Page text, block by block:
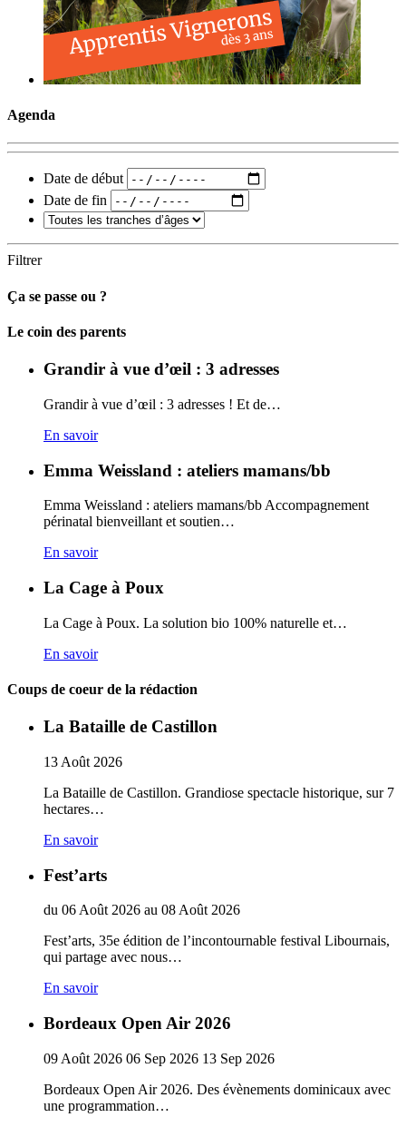
Agenda
Date de début
Date de fin
Filtrer
Ça se passe ou ?
Carto
Le coin des parents
Grandir à vue d’œil : 3 adresses
Grandir à vue d’œil : 3 adresses ! Et de…
En savoir
Emma Weissland : ateliers mamans/bb
Emma Weissland : ateliers mamans/bb Accompagnement
périnatal bienveillant et soutien…
En savoir
La Cage à Poux
La Cage à Poux. La solution bio 100% naturelle et…
En savoir
Coups de coeur de la rédaction
La Bataille de Castillon
13 Août 2026
La Bataille de Castillon. Grandiose spectacle historique, sur 7
hectares…
En savoir
Fest’arts
du 06 Août 2026 au 08 Août 2026
Fest’arts, 35e édition de l’incontournable festival Libournais,
qui partage avec nous…
En savoir
Bordeaux Open Air 2026
09 Août 2026 06 Sep 2026 13 Sep 2026
Bordeaux Open Air 2026. Des évènements dominicaux avec
une programmation…